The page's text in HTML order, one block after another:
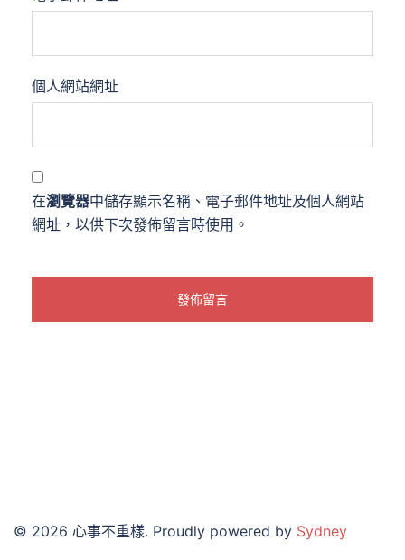
個人網站網址
在瀏覽器中儲存顯示名稱、電子郵件地址及個人網站
網址，以供下次發佈留言時使用。
© 2026 心事不重樣. Proudly powered by Sydney